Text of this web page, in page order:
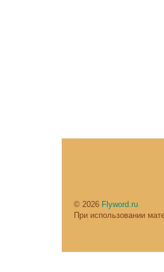
© 2026 Flyword.ru
При использовании